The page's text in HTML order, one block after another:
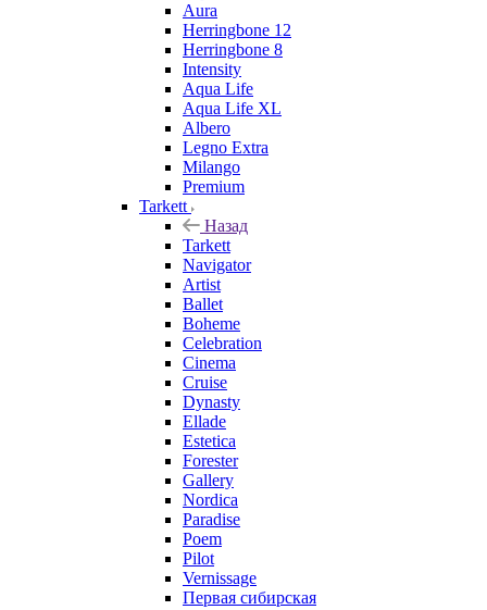
Aura
Herringbone 12
Herringbone 8
Intensity
Aqua Life
Aqua Life XL
Albero
Legno Extra
Milango
Premium
Tarkett
Назад
Tarkett
Navigator
Artist
Ballet
Boheme
Celebration
Cinema
Cruise
Dynasty
Ellade
Estetica
Forester
Gallery
Nordica
Paradise
Poem
Pilot
Vernissage
Первая сибирская